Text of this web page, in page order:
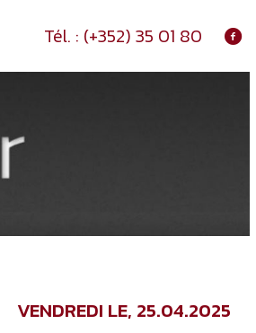
Tél. : (+352) 35 01 80
VENDREDI LE, 25.04.2025